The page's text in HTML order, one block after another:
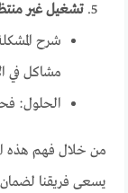
تشغيل غير
شرح
مشاكل في
الحلول:
من خلال فهم هذه
يسعى فريقنا